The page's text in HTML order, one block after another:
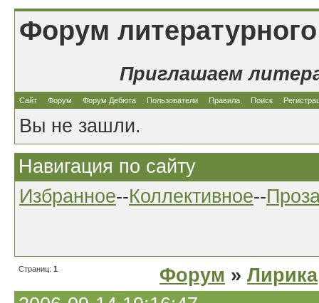
Форум
Приглашаем
Сайт Форум Форум Дебюта Пользователи Правила Поиск
Вы не зашли.
Навигация по сайту
Избранное--Коллективное--
Страниц: 1 Форум » Лирика